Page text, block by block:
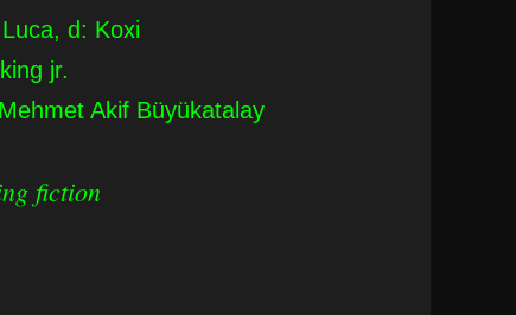
d: Koxi
jr.
Akif Büyükatalay
fiction